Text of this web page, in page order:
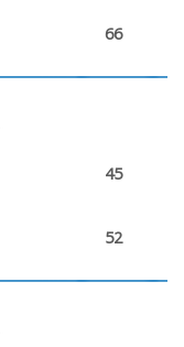
66
45
52